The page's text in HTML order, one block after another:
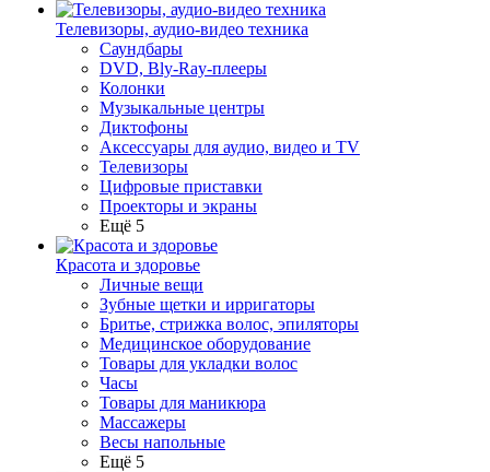
Телевизоры, аудио-видео техника
Саундбары
DVD, Bly-Ray-плееры
Колонки
Музыкальные центры
Диктофоны
Аксессуары для аудио, видео и TV
Телевизоры
Цифровые приставки
Проекторы и экраны
Ещё 5
Красота и здоровье
Личные вещи
Зубные щетки и ирригаторы
Бритье, стрижка волос, эпиляторы
Медицинское оборудование
Товары для укладки волос
Часы
Товары для маникюра
Массажеры
Весы напольные
Ещё 5